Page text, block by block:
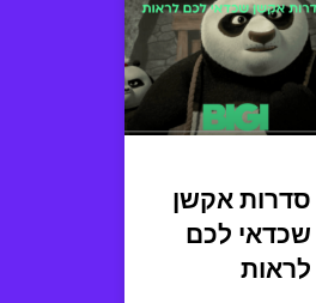
סדרות אקשן
שכדאי לכם
לראות